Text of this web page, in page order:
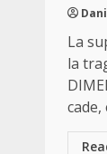
La
la
cade,